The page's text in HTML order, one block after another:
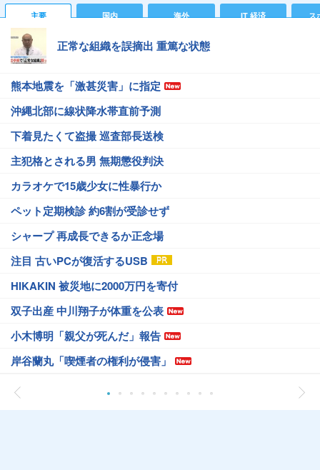
主要 国内 海外 IT 経済 ス
正常な組織を誤摘出 重篤な状態
熊本地震を「激甚災害」に指定
沖縄北部に線状降水帯直前予測
下着見たくて盗撮 巡査部長送検
主犯格とされる男 無期懲役判決
カラオケで15歳少女に性暴行か
ペット定期検診 約6割が受診せず
シャープ 再成長できるか正念場
注目 古いPCが復活するUSB
HIKAKIN 被災地に2000万円を寄付
双子出産 中川翔子が体重を公表
小木博明「親父が死んだ」報告
岸谷蘭丸「喫煙者の権利が侵害」